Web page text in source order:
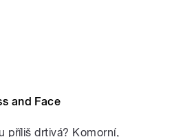
and Face
příliš drtivá? Komorní,